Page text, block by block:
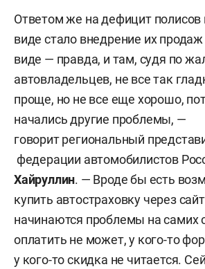
Ответом же на дефицит полисов
виде стало внедрение их
виде — правда, и там, судя по
автовладельцев, не все так
проще, но не все еще хорошо,
начались другие проблемы, —
говорит региональный
федерации автомобилистов
Хайруллин. — Вроде бы есть
купить автостраховку через
начинаются проблемы на самих
оплатить не может, у кого-то
у кого-то скидка не читается.